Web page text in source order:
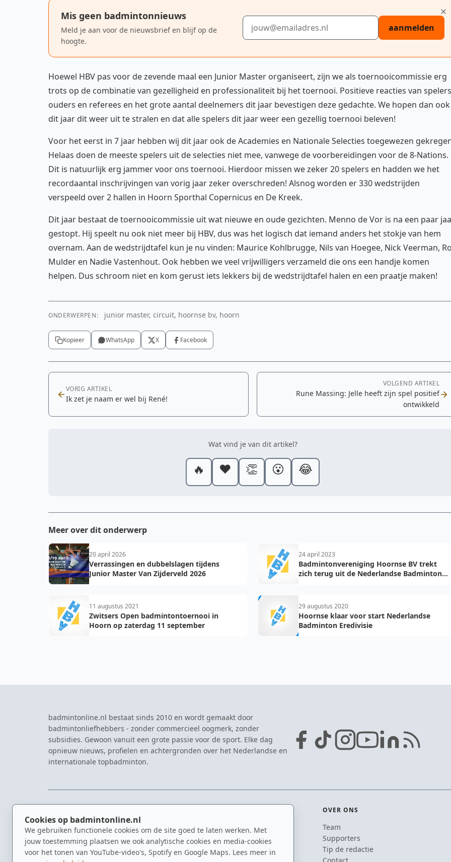
Cookies op badmintonline.nl
We gebruiken functionele cookies om de site goed te laten werken. Met
jouw toestemming plaatsen we ook analytische cookies en media-cookies
voor het tonen van YouTube-video's, Spotify en Google Maps. Lees meer in
Mis geen badmintonnieuws
Meld je aan voor de nieuwsbrief en blijf op de
hoogte.
E-mailadres
aanmelden
Hoewel HBV pas voor de zevende maal een Junior Master organiseert, zijn we als toernooicommissie erg
trots op de combinatie van gezelligheid en professionaliteit bij het toernooi. Positieve reacties van
ouders en referees en het grote aantal deelnemers dit jaar bevestigen deze gedachte. We hopen dan ook
dit jaar dit weer uit te stralen en dat alle spelers dit jaar weer een gezellig toernooi beleven!
Voor het eerst in 7 jaar hebben wij dit jaar ook de Academies en Nationale Selecties toegewezen
Helaas doen de meeste spelers uit de selecties niet mee, vanwege de voorbereidingen voor de 8-Nations.
Dit is natuurlijk erg jammer voor ons toernooi. Hierdoor missen we zeker 20 spelers en hadden we het
recordaantal inschrijvingen van vorig jaar zeker overschreden! Alsnog worden er 330 wedstrijden
verspeeld over 2 hallen in Hoorn Sporthal Copernicus en De Kreek.
Dit jaar bestaat de toernooicommissie uit wat nieuwe en oude gezichten. Menno de Vor is na een paar
gestopt. Hij speelt nu ook niet meer bij HBV, dus was het logisch dat iemand anders het stokje van hem
overnam. Aan de wedstrijdtafel kun je nu vinden: Maurice Kohlbrugge, Nils van Hoegee, Nick Veerman,
Mulder en Nadie Vastenhout. Ook hebben we veel vrijwilligers verzameld die ons een handje komen
helpen. Dus schroom niet en kom gerust iets lekkers bij de wedstrijdtafel halen en een praatje maken!
ONDERWERPEN: junior master, circuit, hoornse bv, hoorn
Kopieer WhatsApp X Facebook
VORIG ARTIKEL
Ik zet je naam er wel bij René!
VOLGEND ARTIKEL
Rune Massing: Jelle heeft zijn spel positief
ontwikkeld
Wat vind je van dit artikel?
🔥 ❤️ 👏 😮 😂
Meer over dit onderwerp
20 april 2026
Verrassingen en dubbelslagen tijdens
Junior Master Van Zijderveld 2026
24 april 2023
Badmintonvereniging Hoornse BV trekt
zich terug uit de Nederlandse Badminton
11 augustus 2021
Zwitsers Open badmintontoernooi in
Hoorn op zaterdag 11 september
29 augustus 2020
Hoornse klaar voor start Nederlandse
Badminton Eredivisie
badmintonline.nl bestaat sinds 2010 en wordt gemaakt door
badmintonliefhebbers - zonder commercieel oogmerk, zonder
subsidies. Gewoon vanuit een grote passie voor de sport. Elke dag
opnieuw nieuws, profielen en achtergronden over het Nederlandse en
internationale topbadminton.
Nieuws
Kennisbank
Spelers
Eredivisie
NK Badminton
Dutch Open
OVER ONS
Team
Supporters
Tip de redactie